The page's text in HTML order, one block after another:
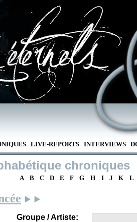
LIVE-REPORTS INTERVIEWS
chroniques
A B C D E F G H I J K L
Groupe / Artiste: